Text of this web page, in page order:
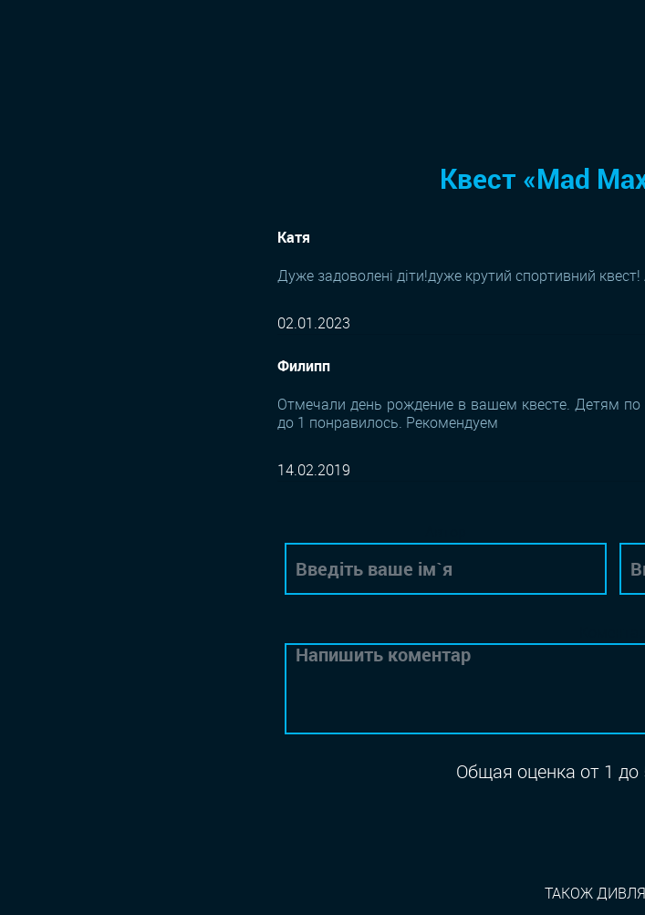
Квест «Mad
Катя
Дуже задоволені діти!дуже крутий спортивний
02.01.2023
Филипп
Отмечали день рождение в вашем квесте. Детям
до 1 понравилось. Рекомендуем
14.02.2019
Общая оценка от 1 до
ТАКОЖ